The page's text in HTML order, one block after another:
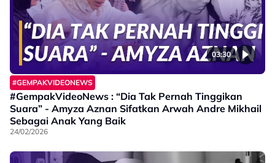
03:30
#GEMPAKVIDEONEWS
#GempakVideoNews : “Dia Tak Pernah Tinggikan
Suara” - Amyza Aznan Sifatkan Arwah Andre Mikhail
Sebagai Anak Yang Baik
24/02/2026